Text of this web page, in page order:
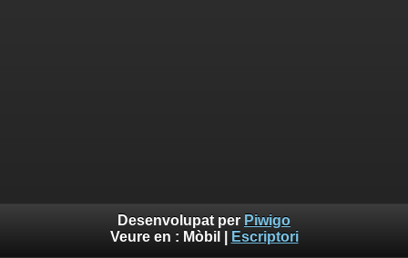
Desenvolupat per Piwigo
Veure en : Mòbil Escriptori